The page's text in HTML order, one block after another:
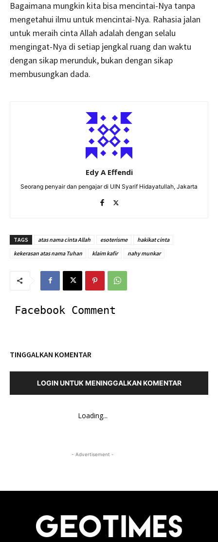
Bagaimana mungkin kita bisa mencintai-Nya tanpa
mengetahui ilmu untuk mencintai-Nya. Rahasia jalan
untuk meraih cinta Allah adalah dengan selalu
mengingat-Nya di setiap jengkal ruang dan waktu
dengan sikap merunduk, bukan dengan sikap
membusungkan dada.
Edy A Effendi
Seorang penyair dan pengajar di UIN Syarif Hidayatullah, Jakarta
TAGS atas nama cinta Allah esoterisme
hakikat cinta
kekerasan atas nama Tuhan
klaim kafir nahy munkar
Facebook Comment
TINGGALKAN KOMENTAR
LOGIN UNTUK MENINGGALKAN KOMENTAR
Loading...
- Advertisement -